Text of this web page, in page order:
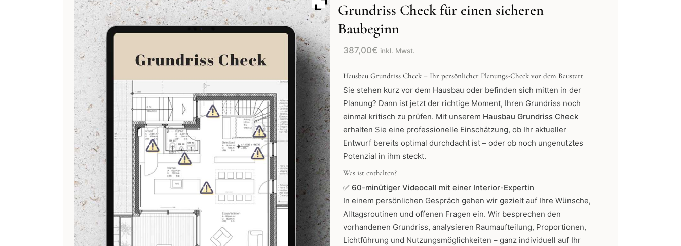
Grundriss Check für einen sicheren
Baubeginn
387,00€ inkl. Mwst.
Hausbau Grundriss Check – Ihr persönlicher Planungs-Check vor dem Baustart
Sie stehen kurz vor dem Hausbau oder befinden sich mitten in der
Planung? Dann ist jetzt der richtige Moment, Ihren Grundriss noch
einmal kritisch zu prüfen. Mit unserem Hausbau Grundriss Check
erhalten Sie eine professionelle Einschätzung, ob Ihr aktueller
Entwurf bereits optimal durchdacht ist – oder ob noch ungenutztes
Potenzial in ihm steckt.
Was ist enthalten?
✅ 60-minütiger Videocall mit einer Interior-Expertin
In einem persönlichen Gespräch gehen wir gezielt auf Ihre Wünsche,
Alltagsroutinen und offenen Fragen ein. Wir besprechen den
vorhandenen Grundriss, analysieren Raumaufteilung, Proportionen,
Lichtführung und Nutzungsmöglichkeiten – ganz individuell auf Ihr